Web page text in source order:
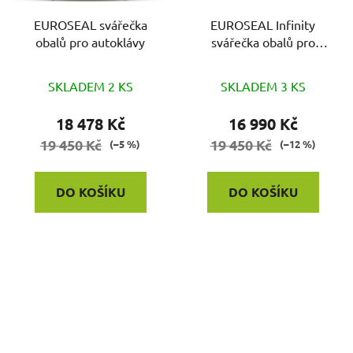
EUROSEAL svářečka
obalů pro autoklávy
SKLADEM 2 KS
18 478 Kč
19 450 Kč (–5 %)
DO KOŠÍKU
EUROSEAL Infinity
svářečka obalů pro
SKLADEM 3 KS
16 990 Kč
19 450 Kč (–12 %)
DO KOŠÍKU